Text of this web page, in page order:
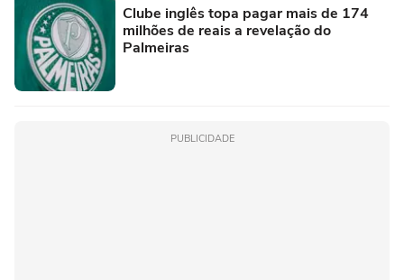
Clube inglês topa pagar mais de 174
milhões de reais a revelação do
Palmeiras
PUBLICIDADE